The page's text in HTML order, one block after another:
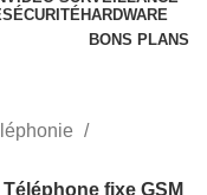
SÉCURITÉHARDWARE
BONS PLANS
Téléphone fixe GSM